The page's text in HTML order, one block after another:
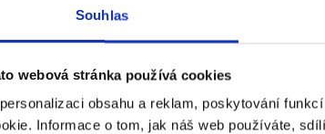
Souhlas
webová stránka používá cookies
obsahu a reklam, poskytování
Informace o tom, jak náš web používáte,